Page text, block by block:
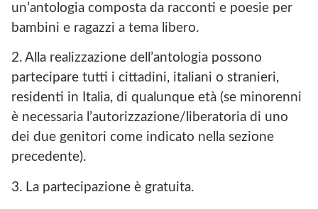
un’antologia composta da racconti e poesie per
bambini e ragazzi a tema libero.
2. Alla realizzazione dell’antologia possono
partecipare tutti i cittadini, italiani o stranieri,
residenti in Italia, di qualunque età (se minorenni
è necessaria l’autorizzazione/liberatoria di uno
dei due genitori come indicato nella sezione
precedente).
3. La partecipazione è gratuita.